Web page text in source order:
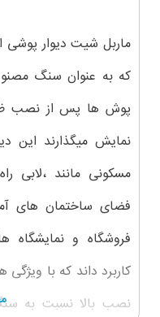
که به عنوان سنگ
پوش ها پس از نصب
نمایش میگذارند این
مسکونی مانند ،لابی
فضای ساختمان های
فروشگاه و نمایشگاه
کاربرد داند که با
نصب بالا نسبت به